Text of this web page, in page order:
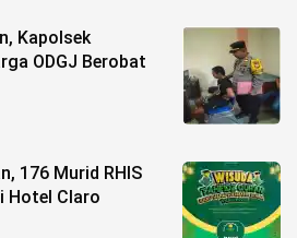
Kapolsek
ODGJ Berobat
176 Murid RHIS
Hotel Claro